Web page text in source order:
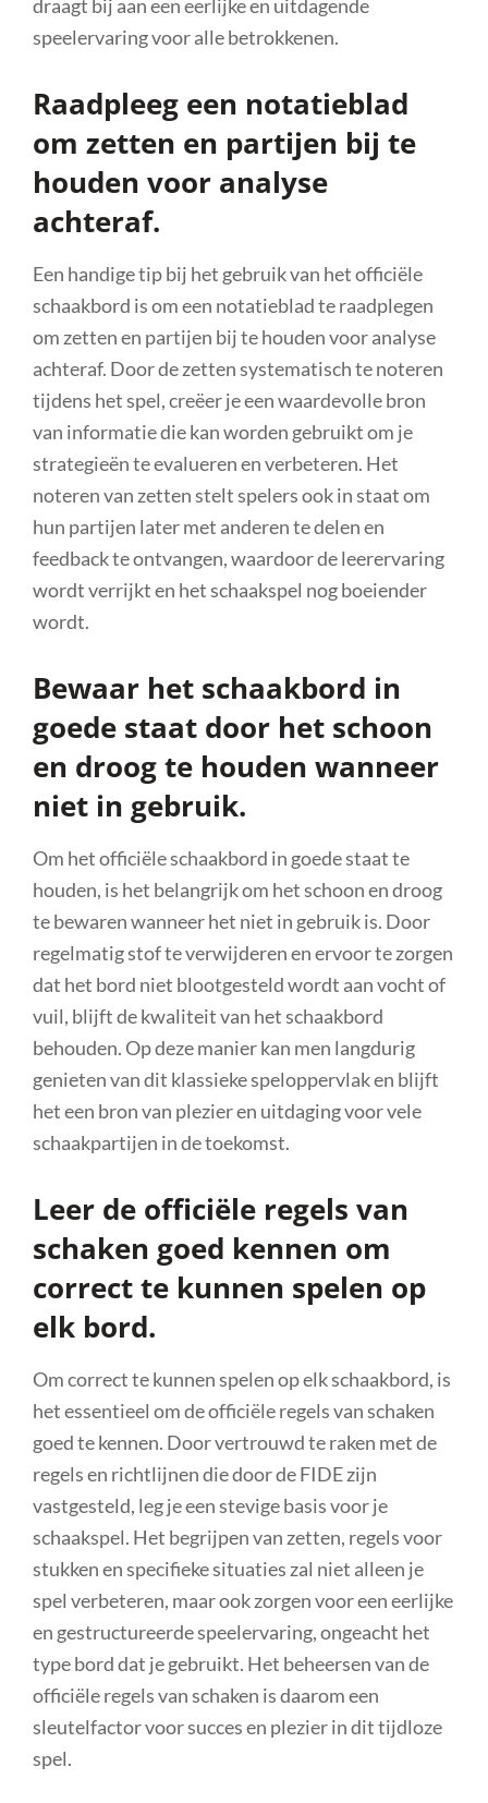
draagt bij aan een eerlijke en uitdagende
speelervaring voor alle betrokkenen.
Raadpleeg een notatieblad
om zetten en partijen bij te
houden voor analyse
achteraf.
Een handige tip bij het gebruik van het officiële
schaakbord is om een notatieblad te raadplegen
om zetten en partijen bij te houden voor analyse
achteraf. Door de zetten systematisch te noteren
tijdens het spel, creëer je een waardevolle bron
van informatie die kan worden gebruikt om je
strategieën te evalueren en verbeteren. Het
noteren van zetten stelt spelers ook in staat om
hun partijen later met anderen te delen en
feedback te ontvangen, waardoor de leerervaring
wordt verrijkt en het schaakspel nog boeiender
wordt.
Bewaar het schaakbord in
goede staat door het schoon
en droog te houden wanneer
niet in gebruik.
Om het officiële schaakbord in goede staat te
houden, is het belangrijk om het schoon en droog
te bewaren wanneer het niet in gebruik is. Door
regelmatig stof te verwijderen en ervoor te zorgen
dat het bord niet blootgesteld wordt aan vocht of
vuil, blijft de kwaliteit van het schaakbord
behouden. Op deze manier kan men langdurig
genieten van dit klassieke speloppervlak en blijft
het een bron van plezier en uitdaging voor vele
schaakpartijen in de toekomst.
Leer de officiële regels van
schaken goed kennen om
correct te kunnen spelen op
elk bord.
Om correct te kunnen spelen op elk schaakbord, is
het essentieel om de officiële regels van schaken
goed te kennen. Door vertrouwd te raken met de
regels en richtlijnen die door de FIDE zijn
vastgesteld, leg je een stevige basis voor je
schaakspel. Het begrijpen van zetten, regels voor
stukken en specifieke situaties zal niet alleen je
spel verbeteren, maar ook zorgen voor een eerlijke
en gestructureerde speelervaring, ongeacht het
type bord dat je gebruikt. Het beheersen van de
officiële regels van schaken is daarom een
sleutelfactor voor succes en plezier in dit tijdloze
spel.